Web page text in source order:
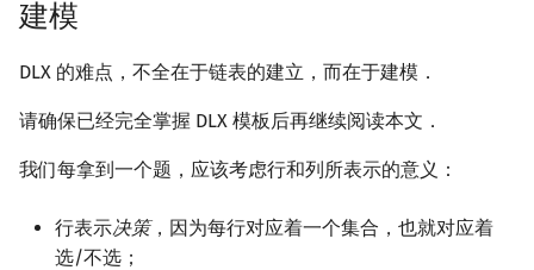
建模
DLX 的难点，不全在于链表的建立，而在于建模．
请确保已经完全掌握 DLX 模板后再继续阅读本文．
我们每拿到一个题，应该考虑行和列所表示的意义：
行表示决策，因为每行对应着一个集合，也就对应着
选/不选；